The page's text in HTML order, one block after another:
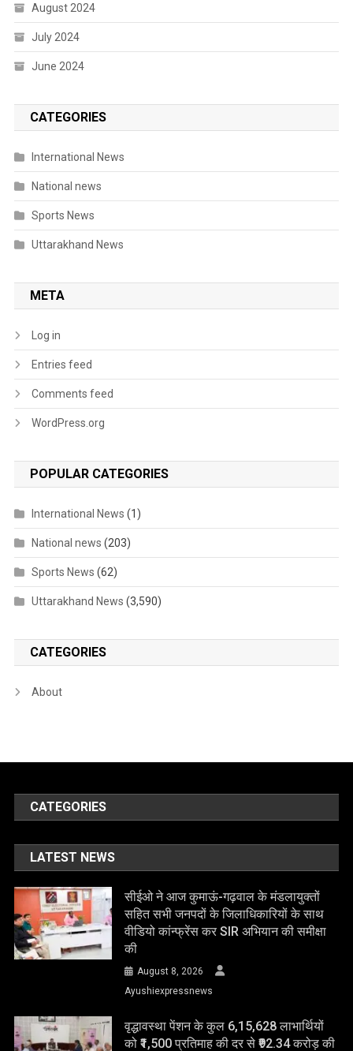
August 2024
July 2024
June 2024
CATEGORIES
International News
National news
Sports News
Uttarakhand News
META
Log in
Entries feed
Comments feed
WordPress.org
POPULAR CATEGORIES
International News (1)
National news (203)
Sports News (62)
Uttarakhand News (3,590)
CATEGORIES
About
CATEGORIES
LATEST NEWS
सीईओ ने आज कुमाऊं-गढ़वाल के मंडलायुक्तों
सहित सभी जनपदों के जिलाधिकारियों के साथ
वीडियो कांन्फ्रेंस कर SIR अभियान की समीक्षा
की
August 8, 2026
Ayushiexpressnews
वृद्धावस्था पेंशन के कुल 6,15,628 लाभार्थियों
को ₹1,500 प्रतिमाह की दर से ₹92.34 करोड़ की